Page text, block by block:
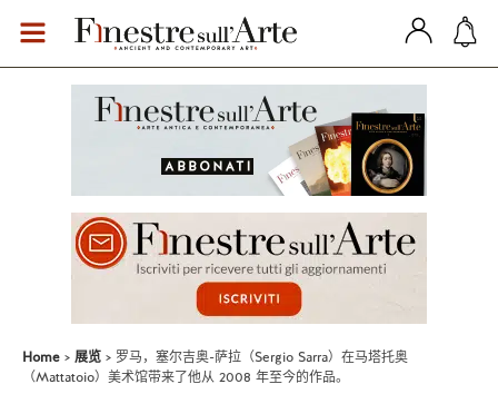
Home 展览
罗马，塞尔吉奥-萨拉（Sergio Sarra）在马塔托奥
（Mattatoio）美术馆带来了他从 2008 年至今的作品。